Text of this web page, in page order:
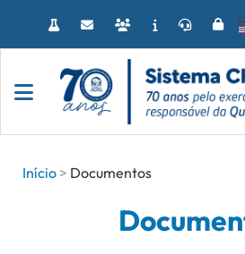
o
Início
Documentos